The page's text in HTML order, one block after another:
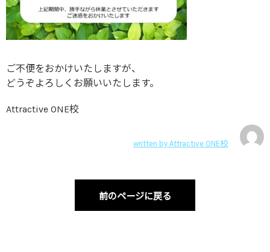
ご不便をおかけいたしますが、
どうぞよろしくお願いいたします。
Attractive ONE校
written by Attractive ONE校
前のページに戻る